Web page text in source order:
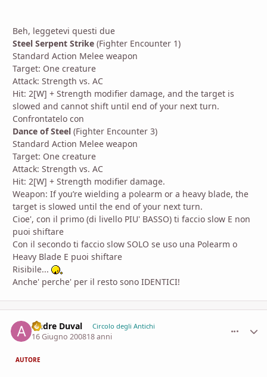
Beh, leggetevi questi due
Steel Serpent Strike (Fighter Encounter 1)
Standard Action Melee weapon
Target: One creature
Attack: Strength vs. AC
Hit: 2[W] + Strength modifier damage, and the target is
slowed and cannot shift until end of your next turn.
Confrontatelo con
Dance of Steel (Fighter Encounter 3)
Standard Action Melee weapon
Target: One creature
Attack: Strength vs. AC
Hit: 2[W] + Strength modifier damage.
Weapon: If you’re wielding a polearm or a heavy blade, the
target is slowed until the end of your next turn.
Cioe', con il primo (di livello PIU' BASSO) ti faccio slow E non
puoi shiftare
Con il secondo ti faccio slow SOLO se uso una Polearm o
Heavy Blade E puoi shiftare
Risibile...
Anche' perche' per il resto sono IDENTICI!
Andre Duval Circolo degli Antichi
16 Giugno 200818 anni
AUTORE